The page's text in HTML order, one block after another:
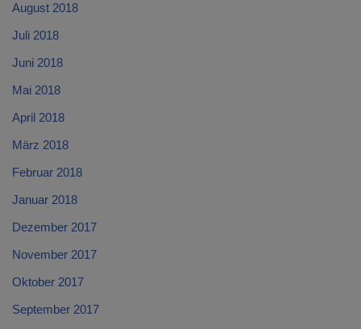
August 2018
Juli 2018
Juni 2018
Mai 2018
April 2018
März 2018
Februar 2018
Januar 2018
Dezember 2017
November 2017
Oktober 2017
September 2017